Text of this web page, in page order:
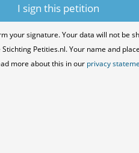
your signature. Your data will not be
Petities.nl. Your name and
more about this in our privacy